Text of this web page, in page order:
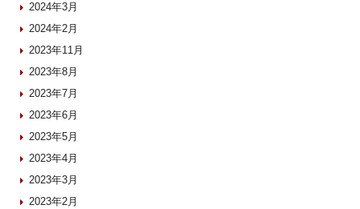
2024年3月
2024年2月
2023年11月
2023年8月
2023年7月
2023年6月
2023年5月
2023年4月
2023年3月
2023年2月